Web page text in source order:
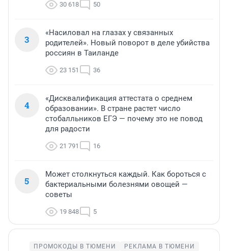
30 618 50
3
«Насиловал на глазах у связанных
родителей». Новый поворот в деле убийства
россиян в Таиланде
23 151 36
4
«Дисквалификация аттестата о среднем
образовании». В стране растет число
стобалльников ЕГЭ — почему это не повод
для радости
21 791 16
5
Может столкнуться каждый. Как бороться с
бактериальными болезнями овощей —
советы
19 848 5
ПРОМОКОДЫ В ТЮМЕНИ
РЕКЛАМА В ТЮМЕНИ